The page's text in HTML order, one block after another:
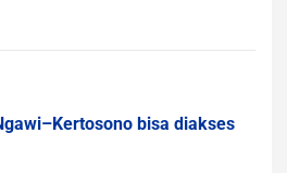
bisa diakses